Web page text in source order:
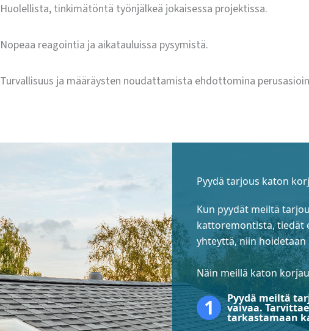
Huolellista, tinkimätöntä työnjälkeä jokaisessa projektissa.
Nopeaa reagointia ja aikatauluissa pysymistä.
Turvallisuus ja määräysten noudattamista ehdottomina
Pyydä tarjous katon
Kun pyydät meiltä
kattoremontista, tiedät
yhteyttä, niin
Näin meillä katon
Pyydä meiltä
vaivaa.
tarkastamaan